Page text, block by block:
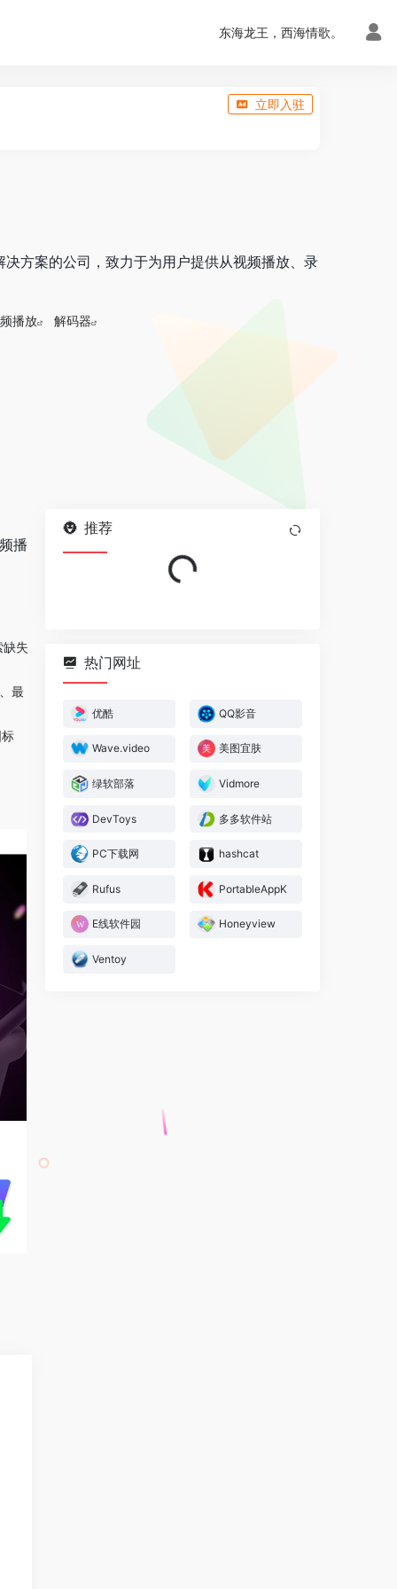
东海龙王，西海情歌。
立即入驻
方案的公司，致力于为用户提供从视频播放、录
播放 解码器
播
失
最
推荐
Loading...
热门网址
优酷 QQ影音
‌Wave.video‌ 美图宜肤
绿软部落 Vidmore
DevToys 多多软件站
PC下载网 hashcat
Rufus PortableAppK
E线软件园 Honeyview
Ventoy